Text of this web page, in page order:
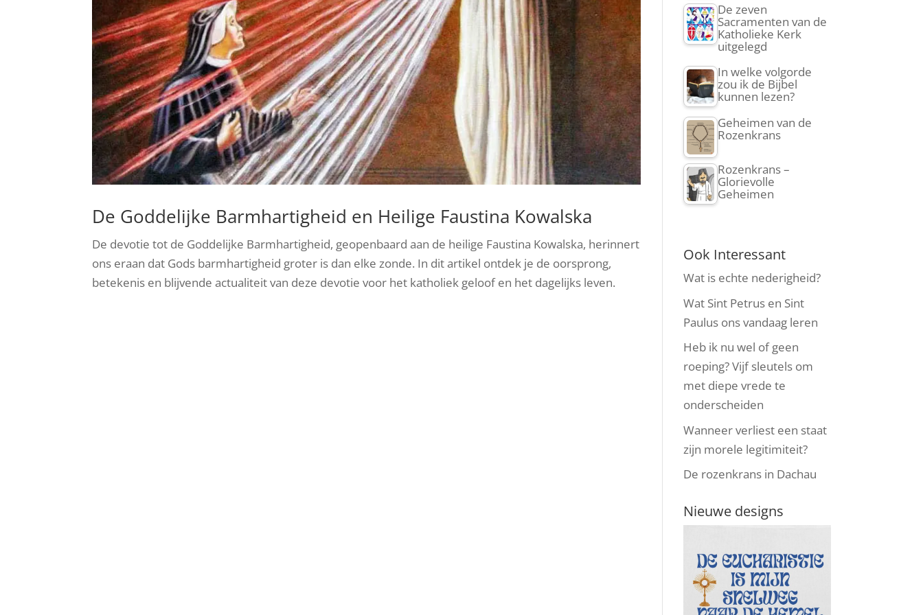
De Goddelijke Barmhartigheid en Heilige Faustina Kowalska
De devotie tot de Goddelijke Barmhartigheid, geopenbaard aan de heilige Faustina Kowalska, herinnert
ons eraan dat Gods barmhartigheid groter is dan elke zonde. In dit artikel ontdek je de oorsprong,
betekenis en blijvende actualiteit van deze devotie voor het katholiek geloof en het dagelijks leven.
De zeven
Sacramenten van de
Katholieke Kerk
uitgelegd
In welke volgorde
zou ik de Bijbel
kunnen lezen?
Geheimen van de
Rozenkrans
Rozenkrans –
Glorievolle
Geheimen
Ook Interessant
Wat is echte nederigheid?
Wat Sint Petrus en Sint
Paulus ons vandaag leren
Heb ik nu wel of geen
roeping? Vijf sleutels om
met diepe vrede te
onderscheiden
Wanneer verliest een staat
zijn morele legitimiteit?
De rozenkrans in Dachau
Nieuwe designs